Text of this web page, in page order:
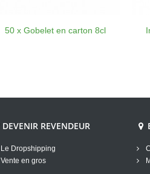
50 x Gobelet en carton 8cl
DEVENIR REVENDEUR
Le Dropshipping
Vente en gros